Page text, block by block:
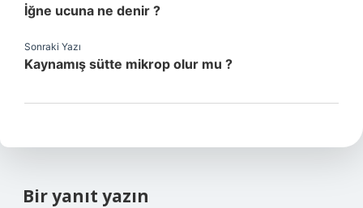
İğne ucuna ne denir ?
Sonraki Yazı
Kaynamış sütte mikrop olur mu ?
Bir yanıt yazın